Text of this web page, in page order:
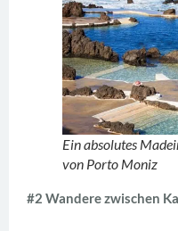
Ein absolutes
von Porto Moniz
#2 Wandere zwischen